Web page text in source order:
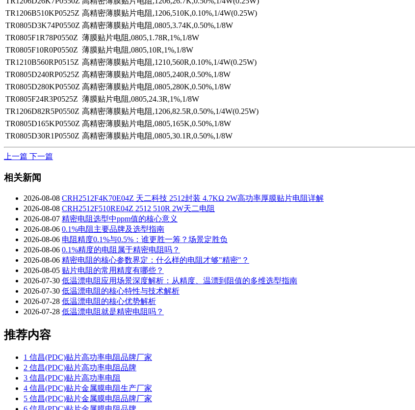
TR1206B510KP0525Z 高精密薄膜贴片电阻,1206,510K,0.10%,1/4W(0.25W)
TR0805D3K74P0550Z 高精密薄膜贴片电阻,0805,3.74K,0.50%,1/8W
TR0805F1R78P0550Z 薄膜贴片电阻,0805,1.78R,1%,1/8W
TR0805F10R0P0550Z 薄膜贴片电阻,0805,10R,1%,1/8W
TR1210B560RP0515Z 高精密薄膜贴片电阻,1210,560R,0.10%,1/4W(0.25W)
TR0805D240RP0525Z 高精密薄膜贴片电阻,0805,240R,0.50%,1/8W
TR0805D280KP0550Z 高精密薄膜贴片电阻,0805,280K,0.50%,1/8W
TR0805F24R3P0525Z 薄膜贴片电阻,0805,24.3R,1%,1/8W
TR1206D82R5P0550Z 高精密薄膜贴片电阻,1206,82.5R,0.50%,1/4W(0.25W)
TR0805D165KP0550Z 高精密薄膜贴片电阻,0805,165K,0.50%,1/8W
TR0805D30R1P0550Z 高精密薄膜贴片电阻,0805,30.1R,0.50%,1/8W
上一篇 下一篇
相关新闻
2026-08-08 CRH2512F4K70E04Z 天二科技 2512封装 4.7KΩ 2W高功率厚膜贴片电阻详解
2026-08-08 CRH2512F510RE04Z 2512 510R 2W天二电阻
2026-08-07 精密电阻选型中ppm值的核心意义
2026-08-06 0.1%电阻主要品牌及选型指南
2026-08-06 电阻精度0.1%与0.5%：谁更胜一筹？场景定胜负
2026-08-06 0.1%精度的电阻属于精密电阻吗？
2026-08-06 精密电阻的核心参数界定：什么样的电阻才够"精密"？
2026-08-05 贴片电阻的常用精度有哪些？
2026-07-30 低温漂电阻应用场景深度解析：从精度、温漂到阻值的多维选型指南
2026-07-30 低温漂电阻的核心特性与技术解析
2026-07-28 低温漂电阻的核心优势解析
2026-07-28 低温漂电阻就是精密电阻吗？
推荐内容
1 信昌(PDC)贴片高功率电阻品牌厂家
2 信昌(PDC)贴片高功率电阻品牌
3 信昌(PDC)贴片高功率电阻
4 信昌(PDC)贴片金属膜电阻生产厂家
5 信昌(PDC)贴片金属膜电阻品牌厂家